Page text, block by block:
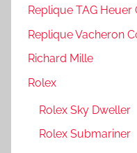
Replique TAG Heuer
Replique Vacheron
Richard Mille
Rolex
Rolex Sky Dweller
Rolex Submariner